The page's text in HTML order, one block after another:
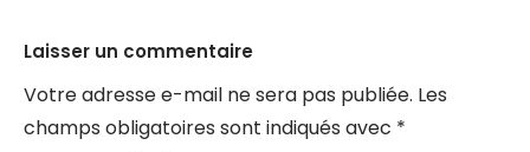
Laisser un commentaire
Votre adresse e-mail ne sera pas publiée. Les
champs obligatoires sont indiqués avec *